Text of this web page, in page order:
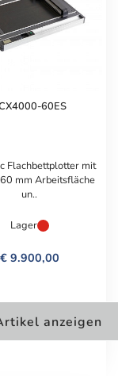
60ES
Flachbettplotter mit
mm Arbeitsfläche
un..
Lager
€ 9.900,00
anzeigen